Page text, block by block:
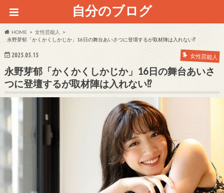
自分のブログ
HOME
女性芸能人
永野芽郁「かくかくしかじか」16日の舞台あいさつに登壇するが取材陣は入れない⁉
2025.05.15 女性芸能人
永野芽郁「かくかくしかじか」16日の舞台あいさ
つに登壇するが取材陣は入れない⁉